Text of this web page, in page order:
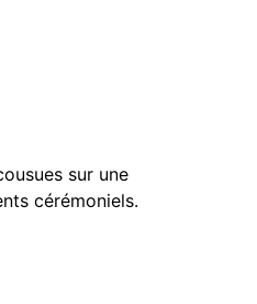
sur une
cérémoniels.